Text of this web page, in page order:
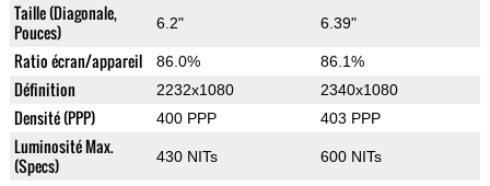
Taille (Diagonale,
Pouces)
6.2" 6.39"
Ratio écran/appareil 86.0% 86.1%
Définition 2232x1080 2340x1080
Densité (PPP) 400 PPP 403 PPP
Luminosité Max.
(Specs)
430 NITs 600 NITs